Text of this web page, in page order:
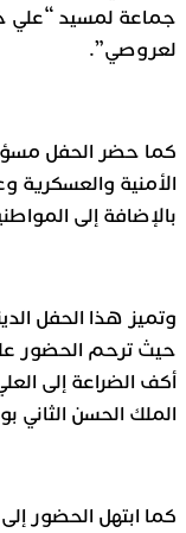
جماعة لمسيد “علي
لعروصي”.
كما حضر الحفل
الأمنية والعسكرية
بالإضافة إلى
وتميز هذا الحفل
حيث ترحم الحضور
أكف الضراعة إلى
الملك الحسن
كما ابتهل الحضور